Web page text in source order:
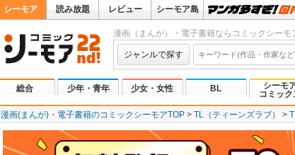
シーモア 読み放題 レビュー シーモア島
漫画（まんが）・電子書籍ならコミックシーモ
ジャンルで探す
総合 少年・青年 少女・女性 BL
シーモ
コミック
漫画(まんが)・電子書籍のコミックシーモアTOP TL（ティーンズラブ）